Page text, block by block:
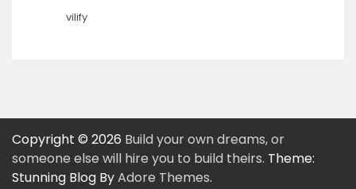
vilify
Copyright © 2026 Build your own dreams, or
someone else will hire you to build theirs. Theme:
Stunning Blog ByAdore Themes.